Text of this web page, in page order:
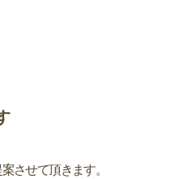
させて頂きます。